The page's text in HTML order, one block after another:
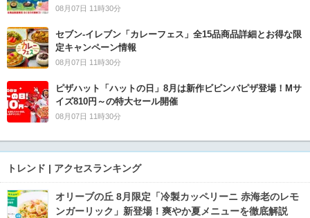
08月07日 11時30分
セブン‐イレブン「カレーフェス」全15品商品詳細とお得な限
定キャンペーン情報
08月07日 11時30分
ピザハット「ハットの日」8月は新作ビビンバピザ登場！Mサ
イズ810円～の特大セール開催
08月07日 11時30分
トレンド | アクセスランキング
オリーブの丘 8月限定「冷製カッペリーニ 赤海老のレモ
ンガーリック」新登場！爽やか夏メニューを徹底解説